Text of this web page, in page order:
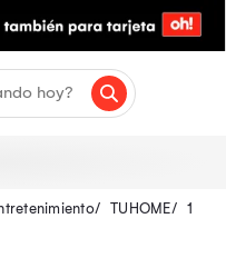
TUHOME
1